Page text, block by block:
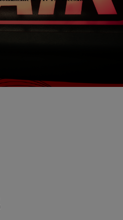
Actualités – Tergnier (02)
La Fère (02)
EMISSION EN COURS